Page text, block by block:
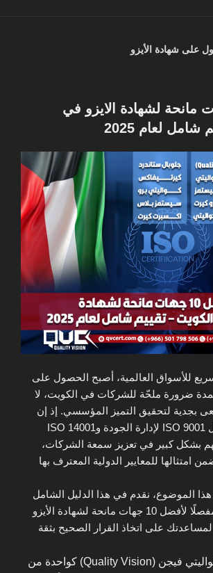
على شهادة الأيزو
10 جهات مانحة لشهادة الايزو في
لعام 2025
للأسواق العالمية، أصبح الحصول على
ضرورة ملحّة للشركات في الكويت، لا
بجدية لتحقيق التميز المؤسسي. إذ إن
شهادات الأيزو. مثل ISO 9001 لإدارة الجودة وISO 14001
بشكل كبير في تعزيز سمعة الشركات،
امتثالها للمعايير الدولية المعترف بها
هذا الموضوع، نقدم في هذا الدليل الشامل
لعام 2025 تقييمًا مفصلًا لأفضل 10 جهات مانحة لشهادة الأيزو
على اتخاذ القرار الصحيح بثقة
مع التركيز على كواليتي فيجن (Quality Vision) كواحدة من